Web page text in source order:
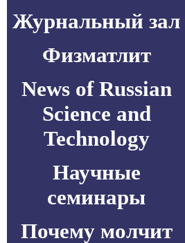
Журнальный зал
Физматлит
News of Russian
Science and
Technology
Научные
семинары
Почему молчит